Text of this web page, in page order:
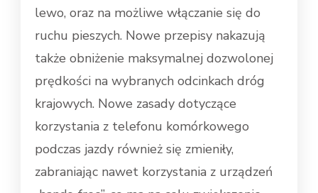
lewo, oraz na możliwe włączanie się do
ruchu pieszych. Nowe przepisy nakazują
także obniżenie maksymalnej dozwolonej
prędkości na wybranych odcinkach dróg
krajowych. Nowe zasady dotyczące
korzystania z telefonu komórkowego
podczas jazdy również się zmieniły,
zabraniając nawet korzystania z urządzeń